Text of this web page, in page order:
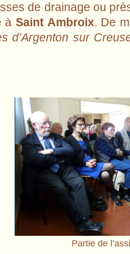
de drainage ou
à Saint Ambroix. De
d’Argenton sur
Partie de